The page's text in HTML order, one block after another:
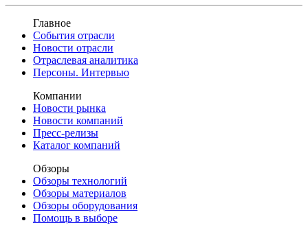
Главное
События отрасли
Новости отрасли
Отраслевая аналитика
Персоны. Интервью
Компании
Новости рынка
Новости компаний
Пресс-релизы
Каталог компаний
Обзоры
Обзоры технологий
Обзоры материалов
Обзоры оборудования
Помощь в выборе